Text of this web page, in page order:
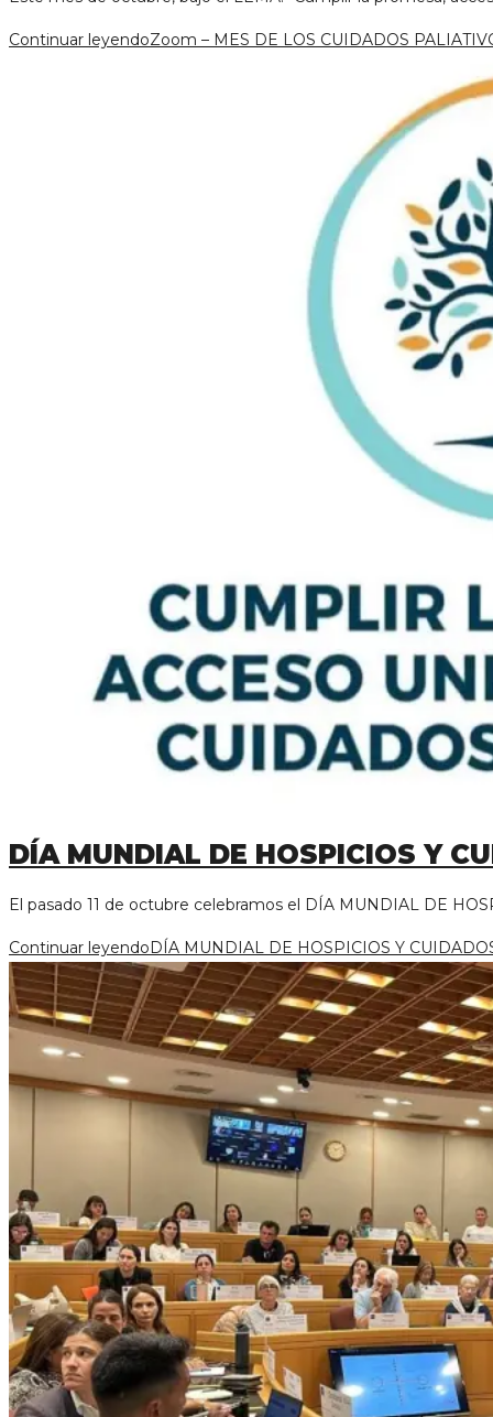
Continuar leyendoZoom – MES DE LOS CUIDADOS
DÍA MUNDIAL DE HOSPICIOS Y
El pasado 11 de octubre celebramos el DÍA MUNDIAL DE
Continuar leyendoDÍA MUNDIAL DE HOSPICIOS Y